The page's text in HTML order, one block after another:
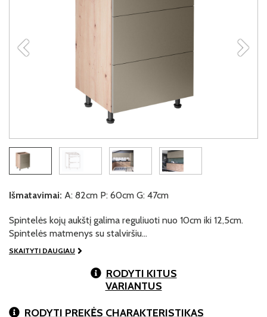
Išmatavimai: A: 82cm P: 60cm G: 47cm
Spintelės kojų aukštį galima reguliuoti nuo 10cm iki 12,5cm.
Spintelės matmenys su stalviršiu…
SKAITYTI DAUGIAU
RODYTI KITUS
VARIANTUS
RODYTI PREKĖS CHARAKTERISTIKAS